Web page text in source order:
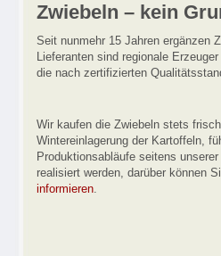
Zwiebeln – kein
Seit nunmehr 15 Jahren ergänzen
Lieferanten sind regionale
die nach zertifizierten
Wir kaufen die Zwiebeln stets
Wintereinlagerung der Kartoffeln,
Produktionsabläufe seitens
realisiert werden, darüber können
informieren